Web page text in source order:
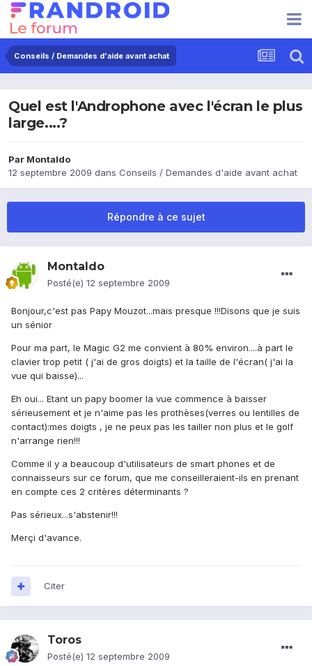
Conseils / Demandes d'aide avant achat
Quel est l'Androphone avec l'écran le plus
large....?
Par Montaldo
12 septembre 2009 dans Conseils / Demandes d'aide avant achat
Répondre à ce sujet
Montaldo
Posté(e) 12 septembre 2009
Bonjour,c'est pas Papy Mouzot...mais presque !!!Disons que je suis
un sénior
Pour ma part, le Magic G2 me convient à 80% environ....à part le
clavier trop petit ( j'ai de gros doigts) et la taille de l'écran( j'ai la
vue qui baisse)...
Eh oui... Etant un papy boomer la vue commence à baisser
sérieusement et je n'aime pas les prothèses(verres ou lentilles de
contact):mes doigts , je ne peux pas les tailler non plus et le golf
n'arrange rien!!!
Comme il y a beaucoup d'utilisateurs de smart phones et de
connaisseurs sur ce forum, que me conseilleraient-ils en prenant
en compte ces 2 critères déterminants ?
Pas sérieux...s'abstenir!!!
Merçi d'avance.
Citer
Toros
Posté(e) 12 septembre 2009